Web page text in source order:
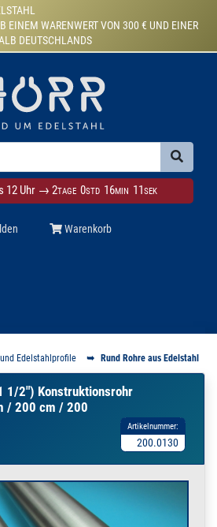
EINEM WARENWERT VON 300 € UND EINER
DEUTSCHLANDS
12 Uhr → 2TAGE 0STD 16MIN 8 SEK
Warenkorb
Edelstahlprofile Rund Rohre aus Edelstahl
1/2") Konstruktionsrohr
/ 200 cm / 200
Artikelnummer:
200.0130